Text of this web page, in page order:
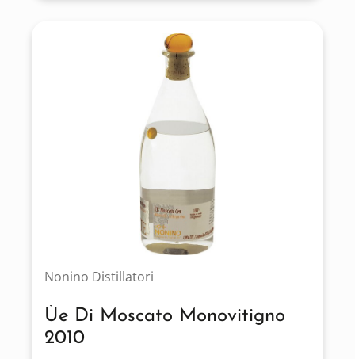
Nonino Distillatori
Ùe Di Moscato Monovitigno
2010